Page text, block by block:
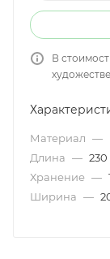
В
Материал —
Длина — 230
Хранение —
Ширина —